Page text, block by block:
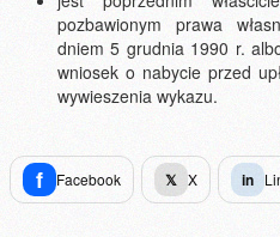
pozbawionym prawa
dniem 5 grudnia 1990 r.
wniosek o nabycie przed
wywieszenia wykazu.
f Facebook 𝕏 X in